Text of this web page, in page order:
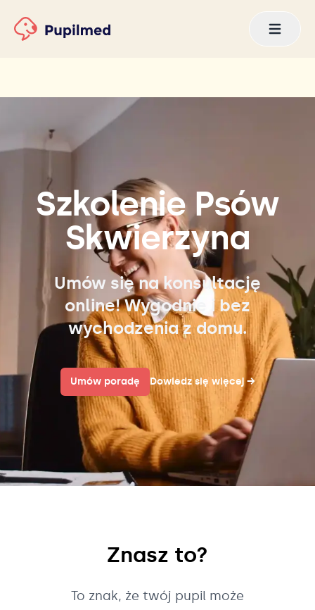
Szkolenie Psów
Skwierzyna
Umów się na konsultację
online! Wygodnie i bez
wychodzenia z domu.
Umów poradę Dowiedz się więcej→
Znasz to?
To znak, że twój pupil może